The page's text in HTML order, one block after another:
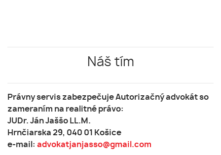
Náš tím
Právny servis zabezpečuje Autorizačný advokát so
zameraním na realitné právo:
JUDr. Ján Jaššo LL.M.
Hrnčiarska 29, 040 01 Košice
e-mail: advokatjanjasso@gmail.com